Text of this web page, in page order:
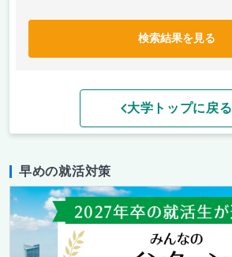
検索結果を見る
大学トップに戻る
早めの就活対策